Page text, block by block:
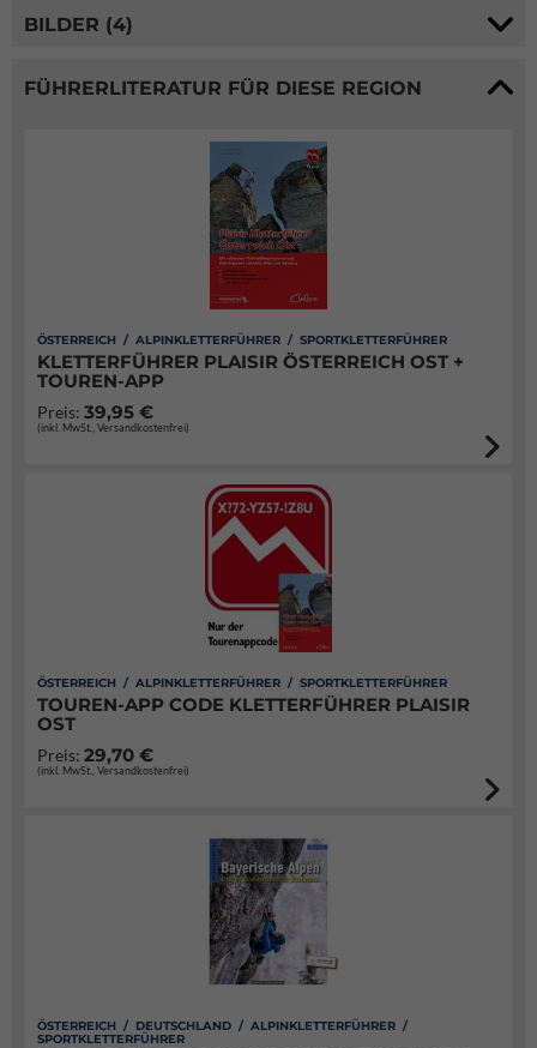
BILDER (4)
FÜHRERLITERATUR FÜR DIESE REGION
ÖSTERREICH / ALPINKLETTERFÜHRER / SPORTKLETTERFÜHRER
KLETTERFÜHRER PLAISIR ÖSTERREICH OST +
TOUREN-APP
Preis: 39,95 €
(inkl. MwSt., Versandkostenfrei)
ÖSTERREICH / ALPINKLETTERFÜHRER / SPORTKLETTERFÜHRER
TOUREN-APP CODE KLETTERFÜHRER PLAISIR
OST
Preis: 29,70 €
(inkl. MwSt., Versandkostenfrei)
ÖSTERREICH / DEUTSCHLAND / ALPINKLETTERFÜHRER /
SPORTKLETTERFÜHRER